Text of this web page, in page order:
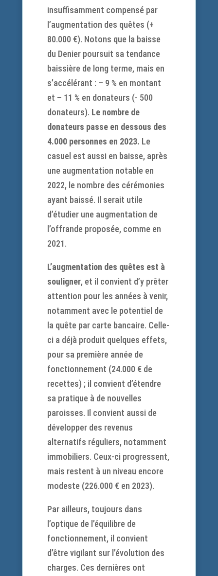
insuffisamment compensé par
l’augmentation des quêtes (+
80.000 €). Notons que la baisse
du Denier poursuit sa tendance
baissière de long terme, mais en
s’accélérant : – 9 % en montant
et – 11 % en donateurs (- 500
donateurs). Le nombre de
donateurs passe en dessous des
4.000 personnes en 2023. Le
casuel est aussi en baisse, après
une augmentation notable en
2022, le nombre des cérémonies
ayant baissé. Il serait utile
d’étudier une augmentation de
l’offrande proposée, comme en
2021.
L’augmentation des quêtes est à
souligner, et il convient d’y prêter
attention pour les années à venir,
notamment avec le potentiel de
la quête par carte bancaire. Celle-
ci a déjà produit quelques effets,
pour sa première année de
fonctionnement (24.000 € de
recettes) ; il convient d’étendre
sa pratique à de nouvelles
paroisses. Il convient aussi de
développer des revenus
alternatifs réguliers, notamment
immobiliers. Ceux-ci progressent,
mais restent à un niveau encore
modeste (226.000 € en 2023).
Par ailleurs, toujours dans
l’optique de l’équilibre de
fonctionnement, il convient
d’être vigilant sur l’évolution des
charges. Ces dernières ont